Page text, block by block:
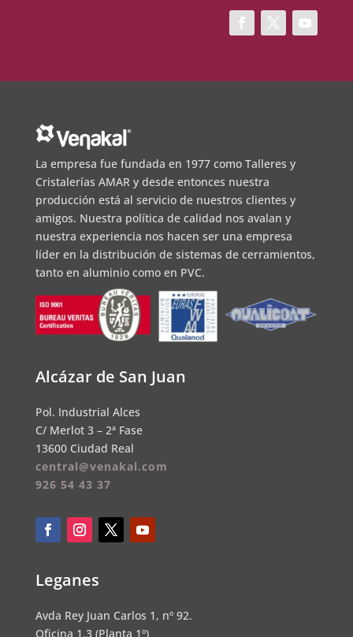
La empresa fue fundada en 1977 como Talleres y
Cristalerías AMAR y desde entonces nuestra
producción está al servicio de nuestros clientes y
amigos. Nuestra política de calidad nos avalan y
nuestra experiencia nos hacen ser una empresa
líder en la distribución de sistemas de cerramientos,
tanto en aluminio como en PVC.
Alcázar de San Juan
Pol. Industrial Alces
C/ Merlot 3 – 2ª Fase
13600 Ciudad Real
central@venakal.com
926 54 43 37
Leganes
Avda Rey Juan Carlos 1, nº 92.
Oficina 1.3 (Planta 1º)